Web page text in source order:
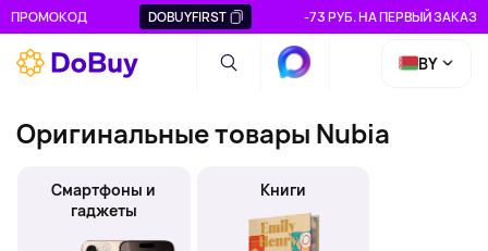
ПРОМОКОД DOBUYFIRST -73 РУБ. НА ПЕРВЫЙ ЗАКАЗ
BY
Оригинальные товары Nubia
Смартфоны и
гаджеты
Книги